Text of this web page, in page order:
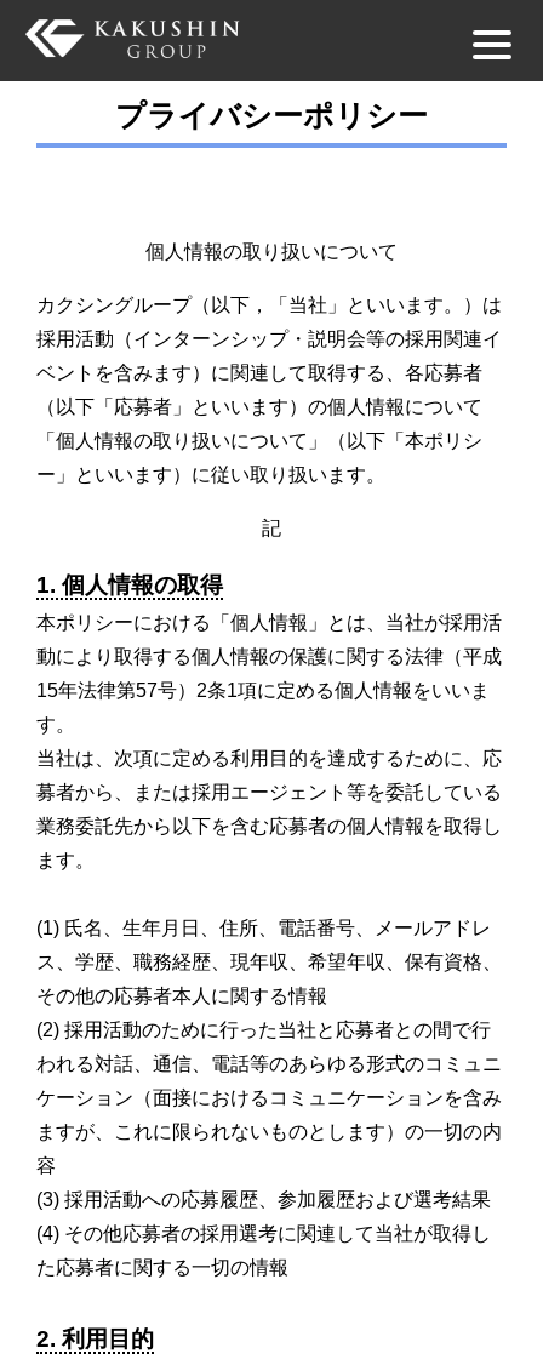
プライバシーポリシー
個人情報の取り扱いについて
カクシングループ（以下，「当社」といいます。）は
採用活動（インターンシップ・説明会等の採用関連イ
ベントを含みます）に関連して取得する、各応募者
（以下「応募者」といいます）の個人情報について
「個人情報の取り扱いについて」（以下「本ポリシ
ー」といいます）に従い取り扱います。
記
1. 個人情報の取得
本ポリシーにおける「個人情報」とは、当社が採用活
動により取得する個人情報の保護に関する法律（平成
15年法律第57号）2条1項に定める個人情報をいいま
す。
当社は、次項に定める利用目的を達成するために、応
募者から、または採用エージェント等を委託している
業務委託先から以下を含む応募者の個人情報を取得し
ます。
(1) 氏名、生年月日、住所、電話番号、メールアドレ
ス、学歴、職務経歴、現年収、希望年収、保有資格、
その他の応募者本人に関する情報
(2) 採用活動のために行った当社と応募者との間で行
われる対話、通信、電話等のあらゆる形式のコミュニ
ケーション（面接におけるコミュニケーションを含み
ますが、これに限られないものとします）の一切の内
容
(3) 採用活動への応募履歴、参加履歴および選考結果
(4) その他応募者の採用選考に関連して当社が取得し
た応募者に関する一切の情報
2. 利用目的